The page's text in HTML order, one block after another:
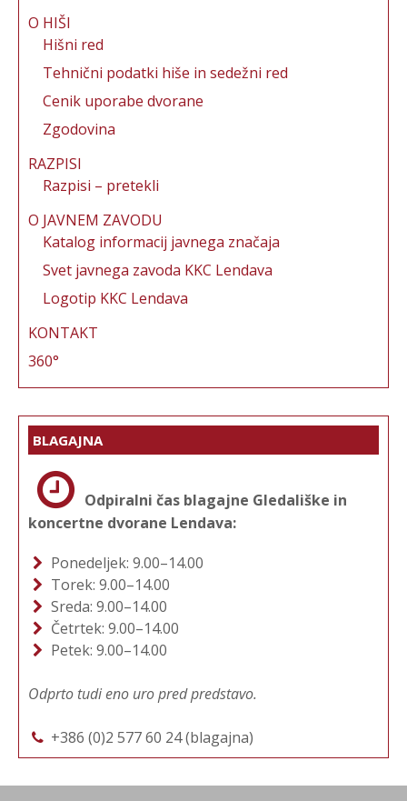
O HIŠI
Hišni red
Tehnični podatki hiše in sedežni red
Cenik uporabe dvorane
Zgodovina
RAZPISI
Razpisi – pretekli
O JAVNEM ZAVODU
Katalog informacij javnega značaja
Svet javnega zavoda KKC Lendava
Logotip KKC Lendava
KONTAKT
360°
BLAGAJNA
Odpiralni čas blagajne Gledališke in
koncertne dvorane Lendava:
Ponedeljek: 9.00–14.00
Torek: 9.00–14.00
Sreda: 9.00–14.00
Četrtek: 9.00–14.00
Petek: 9.00–14.00
Odprto tudi eno uro pred predstavo.
+386 (0)2 577 60 24 (blagajna)